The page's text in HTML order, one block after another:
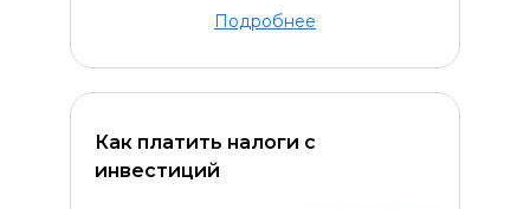
Подробнее
Как платить налоги с
инвестиций